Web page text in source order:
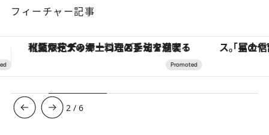
フィーチャー記事
「星のや富士」でデジタルデトックス。冨士信仰の歴史を辿り、心身を調える。
3 /6